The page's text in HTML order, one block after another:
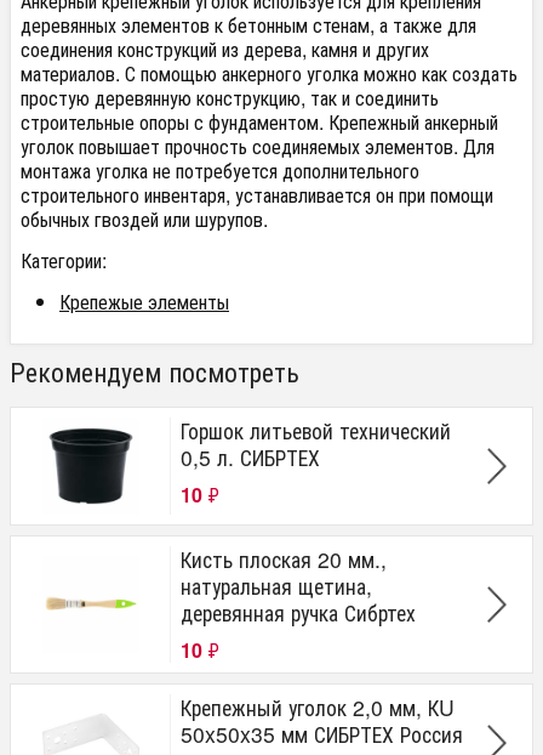
деревянных элементов к бетонным стенам, а также для
соединения конструкций из дерева, камня и других
материалов. С помощью анкерного уголка можно как создать
простую деревянную конструкцию, так и соединить
строительные опоры с фундаментом. Крепежный анкерный
уголок повышает прочность соединяемых элементов. Для
монтажа уголка не потребуется дополнительного
строительного инвентаря, устанавливается он при помощи
обычных гвоздей или шурупов.
Категории:
Крепежые элементы
Рекомендуем посмотреть
Горшок литьевой технический
0,5 л. СИБРТЕХ
10 ₽
Кисть плоская 20 мм.,
натуральная щетина,
деревянная ручка Сибртех
10 ₽
Крепежный уголок 2,0 мм, КU
50x50x35 мм СИБРТЕХ Россия